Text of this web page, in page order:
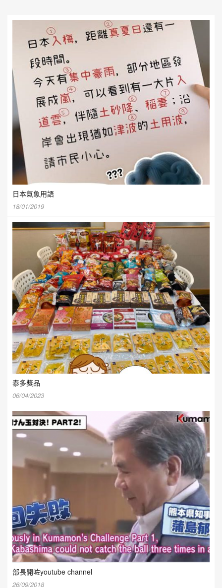
日本氣象用語
18/01/2019
泰多獎品
06/04/2023
部長開咗youtube channel
26/09/2018